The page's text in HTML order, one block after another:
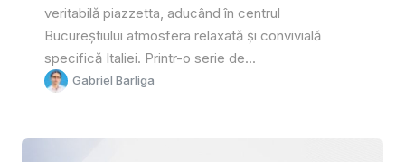
veritabilă piazzetta, aducând în centrul
Bucureștiului atmosfera relaxată și convivială
specifică Italiei. Printr-o serie de...
Gabriel Barliga